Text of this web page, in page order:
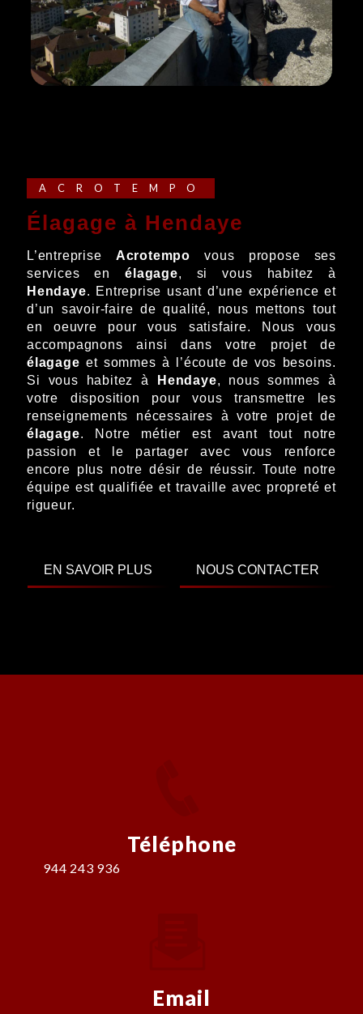
ACROTEMPO
élagage à Hendaye
L’entreprise Acrotempo vous propose ses
services enélagage, si vous habitez à
Hendaye. Entreprise usant d’une expérience et
d’un savoir-faire de qualité, nous mettons tout
en oeuvre pour vous satisfaire. Nous vous
accompagnons ainsi dans votre projet de
élagage et sommes à l’écoute de vos besoins.
Si vous habitez à
Hendaye, nous sommes à
votre disposition pour vous transmettre les
renseignements nécessaires à votre projet de
élagage. Notre métier est avant tout notre
passion et le partager avec vous renforce
encore plus notre désir de réussir. Toute notre
équipe est qualifiée et travaille avec propreté et
rigueur.
EN SAVOIR PLUS NOUS CONTACTER
Téléphone
944 243 936
Email